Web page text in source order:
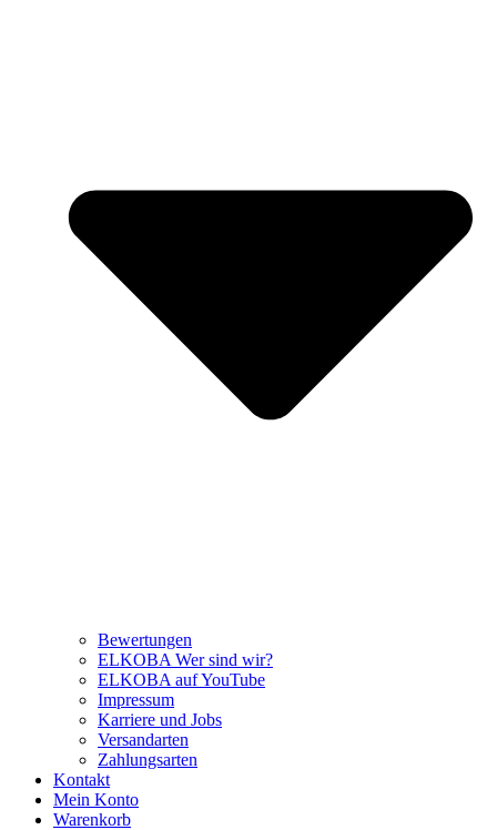
Bewertungen
ELKOBA Wer sind wir?
ELKOBA auf YouTube
Impressum
Karriere und Jobs
Versandarten
Zahlungsarten
Kontakt
Mein Konto
Warenkorb